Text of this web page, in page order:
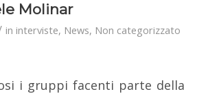
Molinar
in interviste, News, Non categorizzato
i gruppi facenti parte della